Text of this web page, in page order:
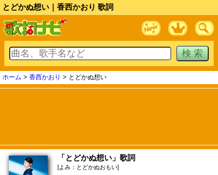
とどかぬ想い｜香西かおり 歌詞
ホーム > 香西かおり > とどかぬ想い
「とどかぬ想い」歌詞
[よみ：とどかぬおもい]